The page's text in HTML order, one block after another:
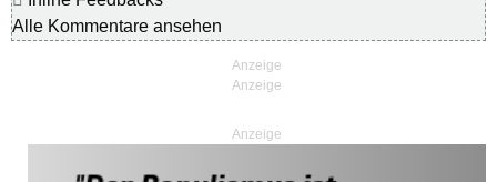
Alle Kommentare ansehen
Anzeige